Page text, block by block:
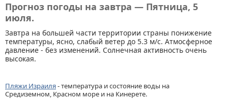
Прогноз погоды на завтра — Пятница, 5
июля.
Завтра на большей части территории страны понижение
температуры, ясно, слабый ветер до 5.3 м/с. Атмосферное
давление - без изменений. Солнечная активность очень
высокая.
Пляжи Израиля- температура и состояние воды на
Средиземном, Красном море и на Кинерете.